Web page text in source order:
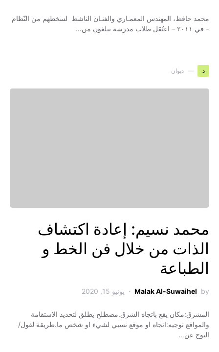
محمد حافظ، المهندس المعمـاري والفنـان الناشط لسخطهم من النّظام
– في ٢٠١١ – اعتُقل طلاب مدرسة يبلغون من…
د ديوان
محمد نسيم: إعادة اكتشاف
الذات من خلال فن الخط و
الطباعة
by
Malak Al-Suwaihel يونيو 15, 2020
المشرق:مكان يقع باتجاه الشرق.مصطلح يطلق لتحديد الاستقامة
والمواقع توجيه:اتجاه او موقع نسبي لشيء او شخص ما.طريقة لقول/
البوح عن…